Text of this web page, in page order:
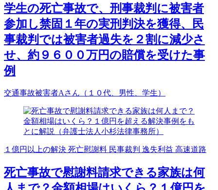
学生の死亡事故で、刑事裁判に被害者
参加し禁固１年の実刑判決を獲得、民
事裁判では被害者過失を２割に減少さ
せ、約９６００万円の賠償を受けた事
例
交通事故被害者Aさん（１０代、男性、学生）
１億円以上の解決 死亡慰謝料 民事裁判 逸失利益 高速道路
死亡事故で慰謝料請求できる家族は何